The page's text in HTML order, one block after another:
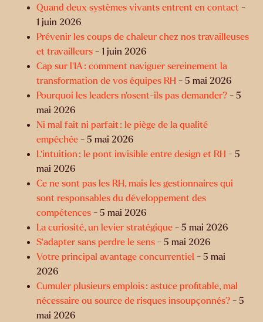
Quand deux systèmes vivants entrent en contact -
1 juin 2026
Prévenir les coups de chaleur chez nos travailleuses
et travailleurs - 1 juin 2026
Cap sur l’IA : comment naviguer sereinement la
transformation de vos équipes RH - 5 mai 2026
Pourquoi les leaders n’osent-ils pas demander? - 5
mai 2026
Ni mal fait ni parfait : le piège de la qualité
empêchée - 5 mai 2026
L’intuition : le pont invisible entre design et RH - 5
mai 2026
Ce ne sont pas les RH, mais les gestionnaires qui
sont responsables du développement des
compétences - 5 mai 2026
La curiosité, un levier stratégique - 5 mai 2026
S’adapter sans perdre le sens - 5 mai 2026
Votre principal avantage concurrentiel - 5 mai
2026
Cumuler plusieurs emplois : astuce profitable, mal
nécessaire ou source de risques insoupçonnés? - 5
mai 2026